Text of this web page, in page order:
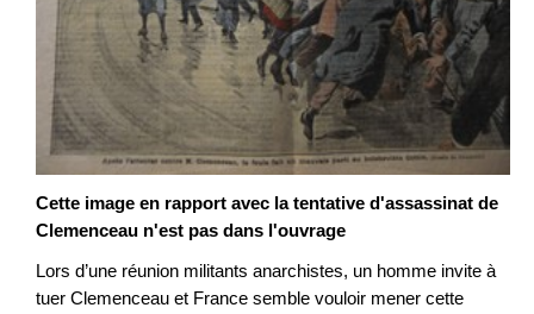
Cette image en rapport avec la tentative d'assassinat de
Clemenceau n'est pas dans l'ouvrage
Lors d’une réunion militants anarchistes, un homme invite à
tuer Clemenceau et France semble vouloir mener cette